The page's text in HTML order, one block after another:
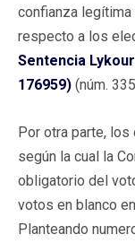
confianza
respecto a los
Sentencia
176959) (núm.
Por otra parte,
según la cual la
obligatorio del
votos en blanco
Planteando